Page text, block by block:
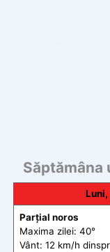
Săptămâna
Luni,
Parțial noros
Maxima zilei: 40°
Vânt: 12 km/h din